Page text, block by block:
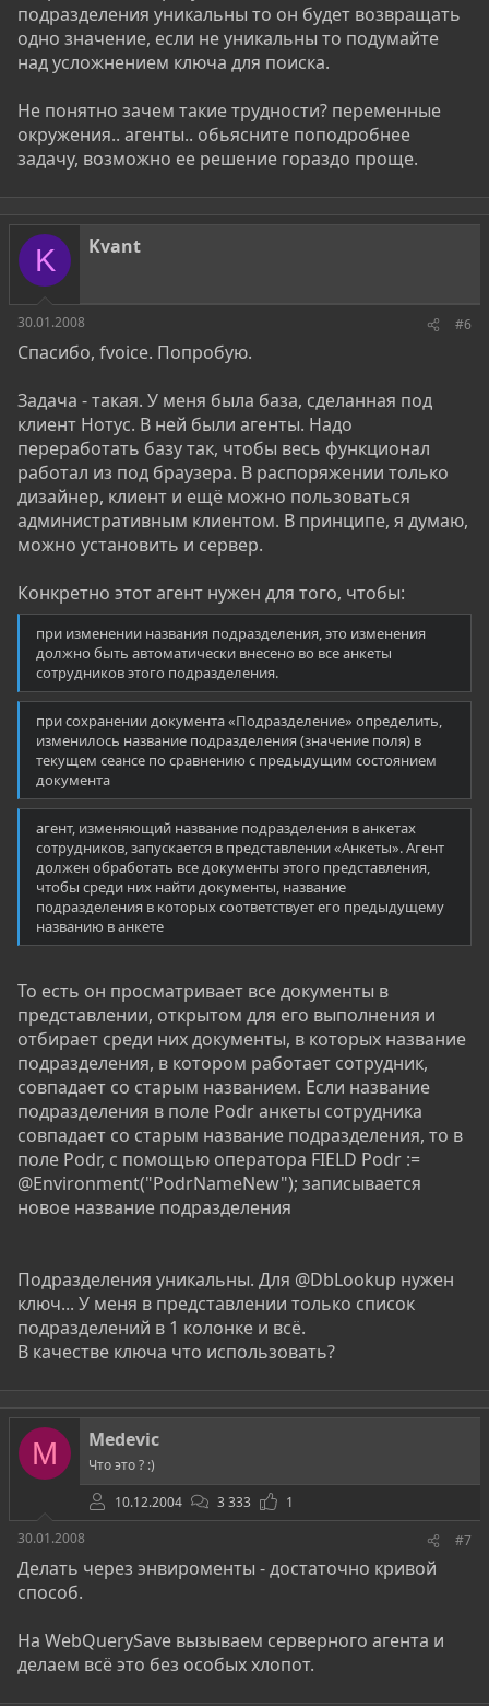
подразделения уникальны то он будет возвращать
одно значение, если не уникальны то подумайте
над усложнением ключа для поиска.
Не понятно зачем такие трудности? переменные
окружения.. агенты.. обьясните поподробнее
задачу, возможно ее решение гораздо проще.
K Kvant
30.01.2008 #6
Спасибо, fvoice. Попробую.
Задача - такая. У меня была база, сделанная под
клиент Нотус. В ней были агенты. Надо
переработать базу так, чтобы весь функционал
работал из под браузера. В распоряжении только
дизайнер, клиент и ещё можно пользоваться
административным клиентом. В принципе, я думаю,
можно установить и сервер.
Конкретно этот агент нужен для того, чтобы:
при изменении названия подразделения, это изменения
должно быть автоматически внесено во все анкеты
сотрудников этого подразделения.
при сохранении документа «Подразделение» определить,
изменилось название подразделения (значение поля) в
текущем сеансе по сравнению с предыдущим состоянием
документа
агент, изменяющий название подразделения в анкетах
сотрудников, запускается в представлении «Анкеты». Агент
должен обработать все документы этого представления,
чтобы среди них найти документы, название
подразделения в которых соответствует его предыдущему
названию в анкете
То есть он просматривает все документы в
представлении, открытом для его выполнения и
отбирает среди них документы, в которых название
подразделения, в котором работает сотрудник,
совпадает со старым названием. Если название
подразделения в поле Podr анкеты сотрудника
совпадает со старым название подразделения, то в
поле Podr, с помощью оператора FIELD Podr :=
@Environment("PodrNameNew"); записывается
новое название подразделения
Подразделения уникальны. Для @DbLookup нужен
ключ... У меня в представлении только список
подразделений в 1 колонке и всё.
В качестве ключа что использовать?
M Medevic
Что это ? :)
10.12.2004
3 333
1
30.01.2008
#7
Делать через энвироменты - достаточно кривой
способ.
На WebQuerySave вызываем серверного агента и
делаем всё это без особых хлопот.